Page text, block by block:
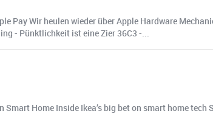
Pay Wir heulen wieder über Apple Hardware
- Pünktlichkeit ist eine Zier 36C3 -...
Home Inside Ikea’s big bet on smart home